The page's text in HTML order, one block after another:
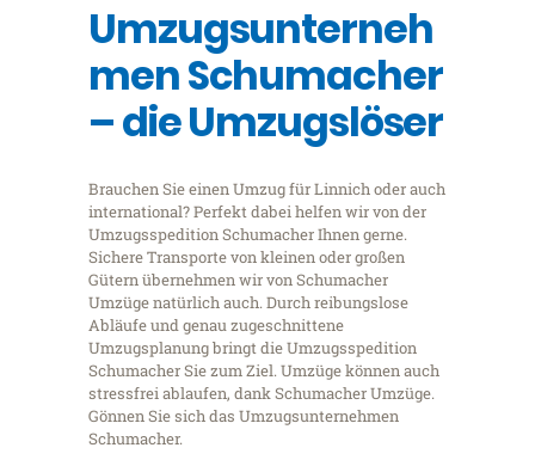
Umzugsunterneh
men Schumacher
– die Umzugslöser
Brauchen Sie einen Umzug für Linnich oder auch
international? Perfekt dabei helfen wir von der
Umzugsspedition Schumacher Ihnen gerne.
Sichere Transporte von kleinen oder großen
Gütern übernehmen wir von Schumacher
Umzüge natürlich auch. Durch reibungslose
Abläufe und genau zugeschnittene
Umzugsplanung bringt die Umzugsspedition
Schumacher Sie zum Ziel. Umzüge können auch
stressfrei ablaufen, dank Schumacher Umzüge.
Gönnen Sie sich das Umzugsunternehmen
Schumacher.